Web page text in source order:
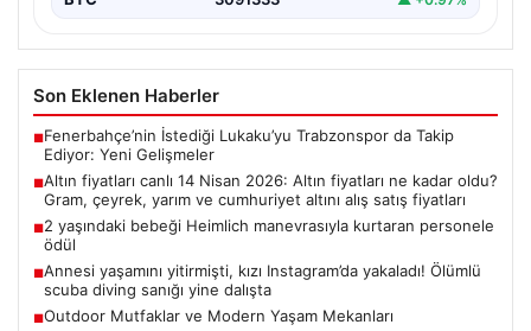
Son Eklenen Haberler
■Fenerbahçe’nin İstediği Lukaku’yu Trabzonspor da Takip
Ediyor: Yeni Gelişmeler
■Altın fiyatları canlı 14 Nisan 2026: Altın fiyatları ne kadar oldu?
Gram, çeyrek, yarım ve cumhuriyet altını alış satış fiyatları
■2 yaşındaki bebeği Heimlich manevrasıyla kurtaran personele
ödül
■Annesi yaşamını yitirmişti, kızı Instagram’da yakaladı! Ölümlü
scuba diving sanığı yine dalışta
■Outdoor Mutfaklar ve Modern Yaşam Mekanları